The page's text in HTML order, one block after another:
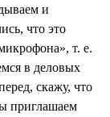
и
что это
т. е.
в деловых
скажу, что
приглашаем